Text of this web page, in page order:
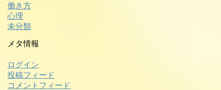
働き方
心理
未分類
メタ情報
ログイン
投稿フィード
コメントフィード